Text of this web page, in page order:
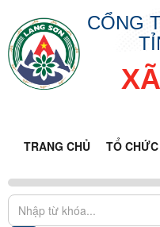
CỔNG
TRANG CHỦ TỔ